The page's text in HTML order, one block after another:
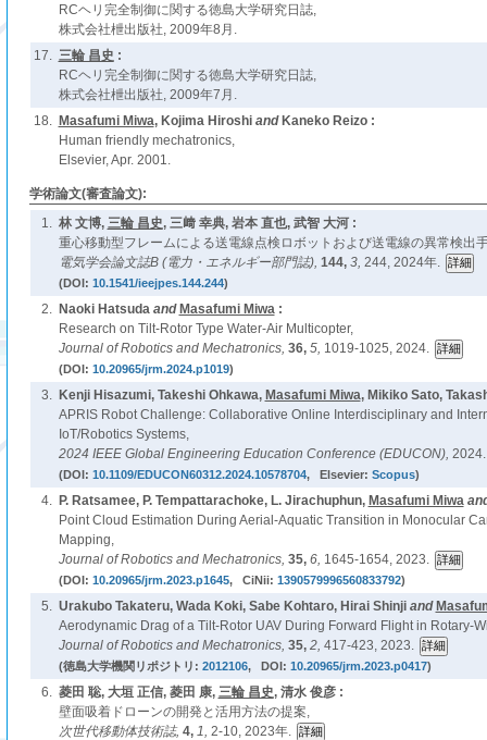
RCヘリ完全制御に関する徳島大学研究日誌,
株式会社枻出版社, 2009年8月.
17. 三輪 昌史 :
RCヘリ完全制御に関する徳島大学研究日誌,
株式会社枻出版社, 2009年7月.
18.
Masafumi Miwa, Kojima Hiroshiand Kaneko Reizo :
Human friendly mechatronics,
Elsevier, Apr. 2001.
学術論文(審査論文):
1. 林 文博, 三輪 昌史, 三﨑 幸典, 岩本 直也, 武智 大河 :
重心移動型フレームによる送電線点検ロボットおよび送電線の異常検出
電気学会論文誌B (電力・エネルギー部門誌), 144, 3, 244, 2024年.
(DOI: 10.1541/ieejpes.144.244)
2. Naoki Hatsudaand Masafumi Miwa:
Research on Tilt-Rotor Type Water-Air Multicopter,
Journal of Robotics and Mechatronics, 36, 5, 1019-1025, 2024.
(DOI: 10.20965/jrm.2024.p1019)
3. Kenji Hisazumi, Takeshi Ohkawa, Masafumi Miwa, Mikiko Sato,
APRIS Robot Challenge: Collaborative Online Interdisciplinary and
IoT/Robotics Systems,
2024 IEEE Global Engineering Education Conference (EDUCON), 2024.
(DOI: 10.1109/EDUCON60312.2024.10578704, Elsevier: Scopus)
4. P. Ratsamee, P. Tempattarachoke, L. Jirachuphun, Masafumi Miwa
Point Cloud Estimation During Aerial-Aquatic Transition in Monocular
Mapping,
Journal of Robotics and Mechatronics, 35, 6, 1645-1654, 2023.
(DOI: 10.20965/jrm.2023.p1645, CiNii: 1390579996560833792)
5. Urakubo Takateru, Wada Koki, Sabe Kohtaro, Hirai Shinjiand
Aerodynamic Drag of a Tilt-Rotor UAV During Forward Flight in Rotary-
Journal of Robotics and Mechatronics, 35, 2, 417-423, 2023.
(徳島大学機関リポジトリ: 2012106, DOI: 10.20965/jrm.2023.p0417)
6. 菱田 聡, 大垣 正信, 菱田 康, 三輪 昌史, 清水 俊彦 :
壁面吸着ドローンの開発と活用方法の提案,
次世代移動体技術誌, 4, 1, 2-10, 2023年.